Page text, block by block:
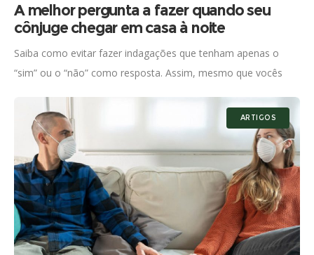
A melhor pergunta a fazer quando seu
cônjuge chegar em casa à noite
Saiba como evitar fazer indagações que tenham apenas o
“sim” ou o “não” como resposta. Assim, mesmo que vocês
diferentes, vocês
ARTIGOS